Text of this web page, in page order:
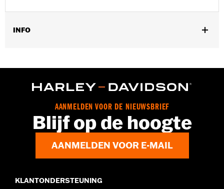
INFO
GARANTIE:2 year limited warranty – Go towww.h-
Herkomst:Imported
AANMELDEN VOOR DE NIEUWSBRIEF
Blijf op de hoogte
AANMELDEN VOOR E-MAIL
KLANTONDERSTEUNING